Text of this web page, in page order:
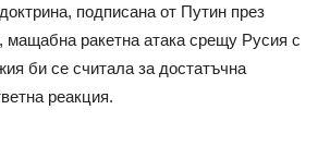
подписана от Путин през
мащабна ракетна атака срещу Русия с
би се считала за достатъчна
реакция.